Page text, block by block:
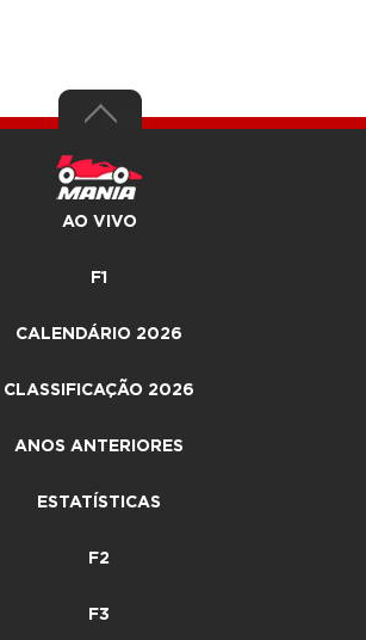
AO VIVO
F1
CALENDÁRIO 2026
CLASSIFICAÇÃO 2026
ANOS ANTERIORES
ESTATÍSTICAS
F2
F3